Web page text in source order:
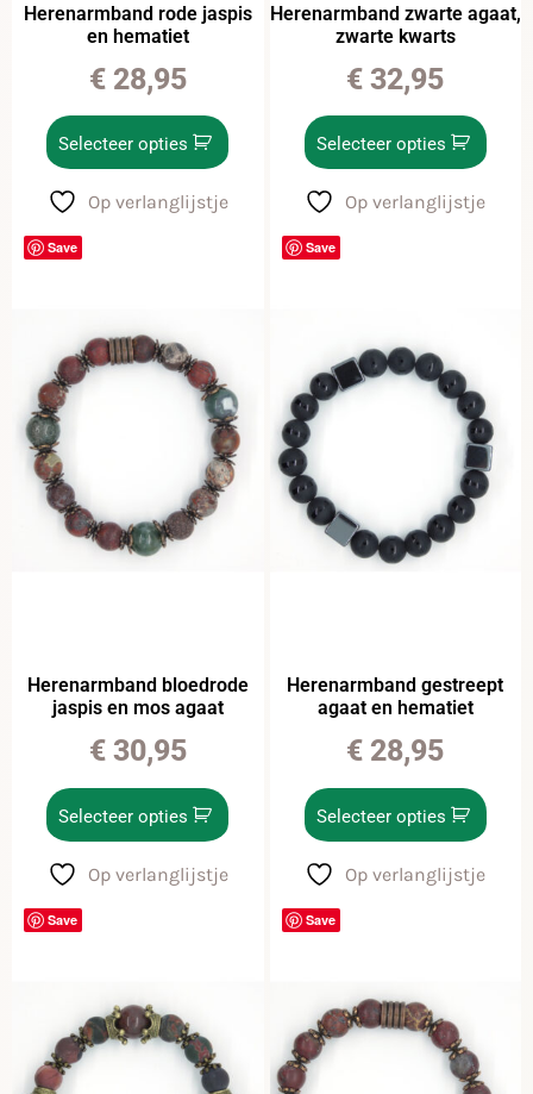
Herenarmband rode jaspis
en hematiet
€28,95
Selecteer opties
Op verlanglijstje
Herenarmband zwarte agaat,
zwarte kwarts
€ 32,95
Selecteer opties
Op verlanglijstje
Save
Herenarmband bloedrode
jaspis en mos agaat
€30,95
Selecteer opties
Op verlanglijstje
Save
Herenarmband gestreept
agaat en hematiet
€ 28,95
Selecteer opties
Op verlanglijstje
Save Save